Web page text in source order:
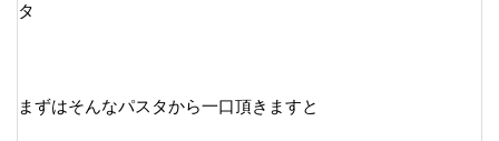
タ
まずはそんなパスタから一口頂きますと